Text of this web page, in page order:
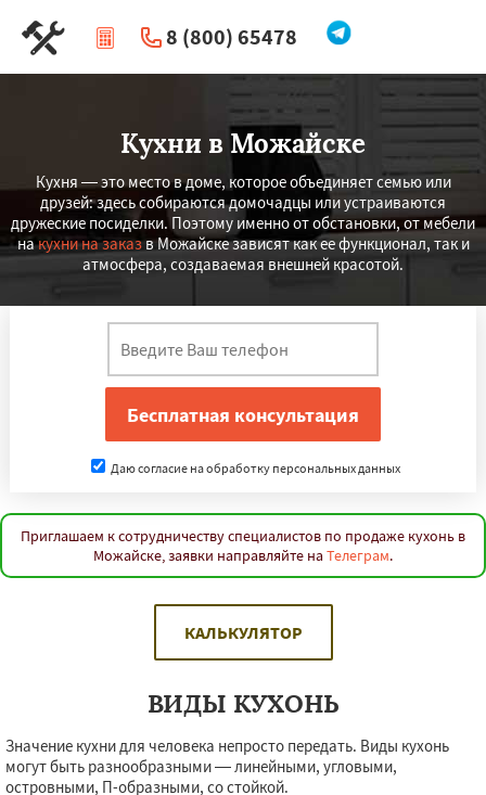
8 (800) 65478
| Перезвоните мне
Кухни в Можайске
Кухня — это место в доме, которое объединяет семью или
друзей: здесь собираются домочадцы или устраиваются
дружеские посиделки. Поэтому именно от обстановки, от мебели
накухни на заказв Можайске зависят как ее функционал, так и
атмосфера, создаваемая внешней красотой.
Даю согласие на обработку персональных данных
Приглашаем к сотрудничеству специалистов по продаже кухонь в
Можайске, заявки направляйте на Телеграм.
КАЛЬКУЛЯТОР
ВИДЫ КУХОНЬ
Значение кухни для человека непросто передать. Виды кухонь
могут быть разнообразными — линейными, угловыми,
островными, П-образными, со стойкой.